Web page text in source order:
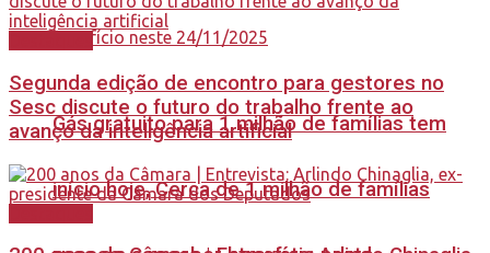
Gás gratuito para 1 milhão de famílias tem
início hoje, Cerca de 1 milhão de famílias
Segunda edição de encontro para gestores no
Sesc discute o futuro do trabalho frente ao
avanço da inteligência artificial